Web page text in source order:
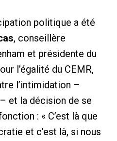
politique a été
, conseillère
et présidente du
l’égalité du CEMR,
l’intimidation –
et la décision de se
: « C’est là que
et c’est là, si nous